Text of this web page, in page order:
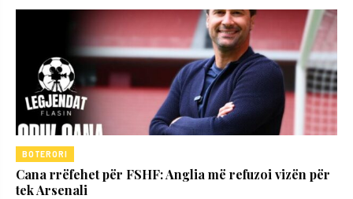
BOTERORI
Cana rrëfehet për FSHF: Anglia më refuzoi vizën për
tek Arsenali